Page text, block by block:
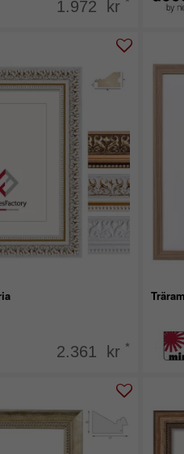
1.972 kr
2.361 kr *